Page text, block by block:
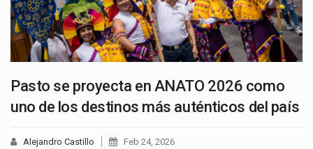
Pasto se proyecta en ANATO 2026 como
uno de los destinos más auténticos del país
Alejandro Castillo Feb 24, 2026